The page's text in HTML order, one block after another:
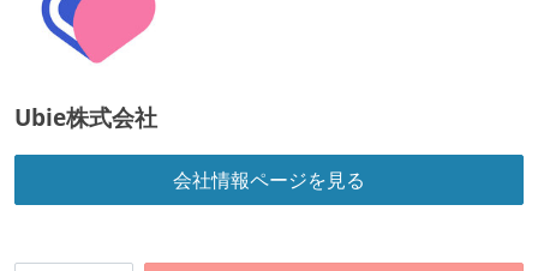
Ubie株式会社
会社情報ページを見る